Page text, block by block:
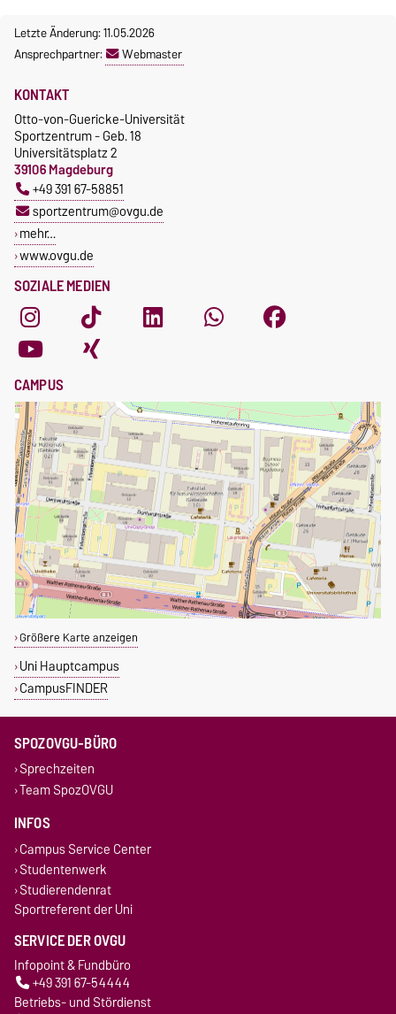
Letzte Änderung: 11.05.2026
Ansprechpartner:
Webmaster
SOZIALE MEDIEN
KONTAKT
Otto-von-Guericke-Universität
Sportzentrum - Geb. 18
Universitätsplatz 2
39106 Magdeburg
+49 391 67-58851
sportzentrum@ovgu.de
mehr…
www.ovgu.de
CAMPUS
Größere Karte anzeigen
Uni Hauptcampus
CampusFINDER
SPOZOVGU-BÜRO
Sprechzeiten
Team SpozOVGU
INFOS
Campus Service Center
Studentenwerk
Studierendenrat
Sportreferent der Uni
SERVICE DER OVGU
Infopoint & Fundbüro
+49 391 67-54444
Betriebs- und Stördienst